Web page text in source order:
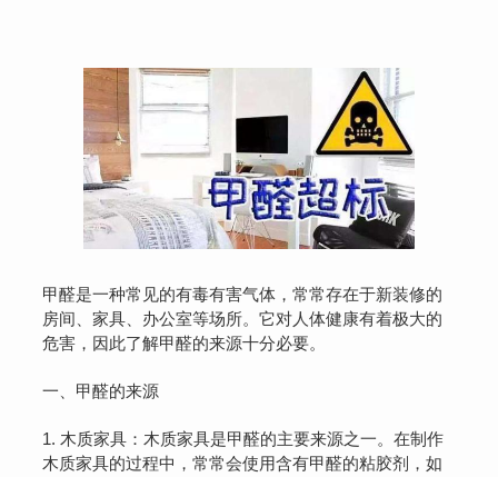
甲醛是一种常见的有毒有害气体，常常存在于新装修的
房间、家具、办公室等场所。它对人体健康有着极大的
危害，因此了解甲醛的来源十分必要。
一、甲醛的来源
1. 木质家具：木质家具是甲醛的主要来源之一。在制作
木质家具的过程中，常常会使用含有甲醛的粘胶剂，如